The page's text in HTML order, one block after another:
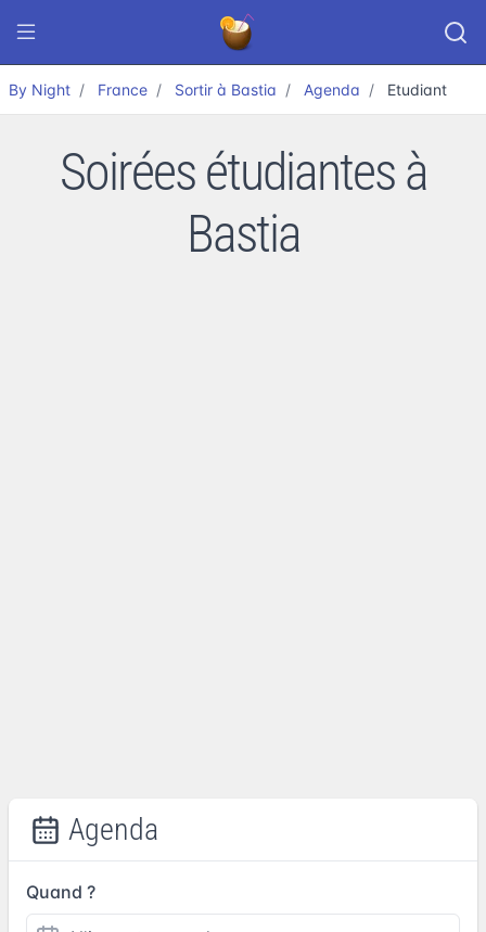
By Night France Sortir à Bastia Agenda Etudiant
Soirées étudiantes à
Bastia
Agenda
Quand ?